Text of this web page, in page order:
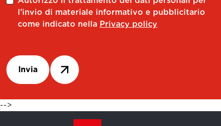
l'invio di materiale informativo e pubblicitario
come indicato nella Privacy policy
Invia
-->